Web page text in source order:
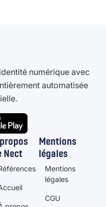
numérique avec
automatisée
Nect
Mentions
légales
Mentions
légales
CGU